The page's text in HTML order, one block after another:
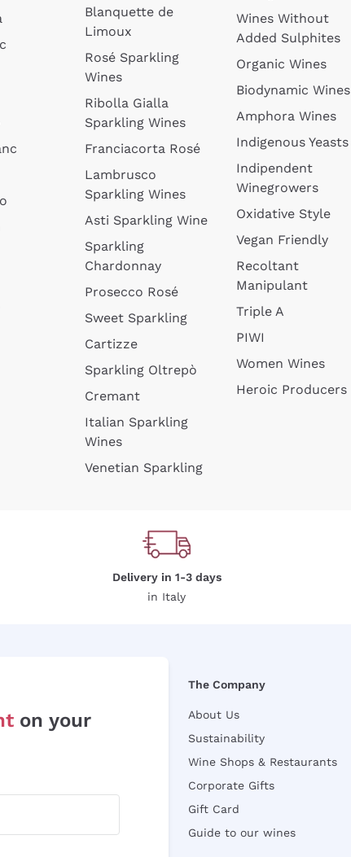
Blanquette de
Limoux
Rosé Sparkling
Wines
Ribolla Gialla
Sparkling Wines
Franciacorta Rosé
Lambrusco
Sparkling Wines
Asti Sparkling Wine
Sparkling
Chardonnay
Prosecco Rosé
Sweet Sparkling
Cartizze
Sparkling Oltrepò
Cremant
Italian Sparkling
Wines
Venetian Sparkling
Wines Without
Added Sulphites
Organic Wines
Biodynamic Wines
Amphora Wines
Indigenous Yeasts
Indipendent
Winegrowers
Oxidative Style
Vegan Friendly
Recoltant
Manipulant
Triple A
PIWI
Women Wines
Heroic Producers
Delivery in 1-3 days
in Italy
on your
The Company
About Us
Sustainability
Wine Shops & Restaurants
Corporate Gifts
Gift Card
Guide to our wines